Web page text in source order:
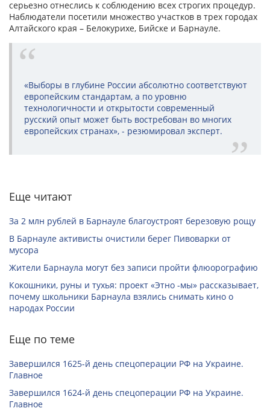
серьезно отнеслись к соблюдению всех строгих процедур.
Наблюдатели посетили множество участков в трех городах
Алтайского края – Белокурихе, Бийске и Барнауле.
«Выборы в глубине России абсолютно соответствуют
европейским стандартам, а по уровню
технологичности и открытости современный
русский опыт может быть востребован во многих
европейских странах», - резюмировал эксперт.
Еще читают
За 2 млн рублей в Барнауле благоустроят березовую рощу
В Барнауле активисты очистили берег Пивоварки от
мусора
Жители Барнаула могут без записи пройти флюорографию
Кокошники, руны и тухья: проект «Этно -мы» рассказывает,
почему школьники Барнаула взялись снимать кино о
народах России
Еще по теме
Завершился 1625-й день спецоперации РФ на Украине.
Главное
Завершился 1624-й день спецоперации РФ на Украине.
Главное